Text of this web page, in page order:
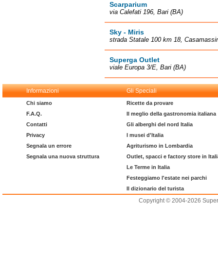
Scarparium
via Calefati 196, Bari (BA)
Sky - Miris
strada Statale 100 km 18,
Superga Outlet
viale Europa 3/E, Bari (BA)
Informazioni Gli Speciali
Chi siamo
F.A.Q.
Contatti
Privacy
Segnala un errore
Segnala una nuova struttura
Ricette da provare
Il meglio della gastronomia italiana
Gli alberghi del nord Italia
I musei d'Italia
Agriturismo in Lombardia
Outlet, spacci e factory store in
Le Terme in Italia
Festeggiamo l'estate nei parchi
Il dizionario del turista
Copyright © 2004-2026